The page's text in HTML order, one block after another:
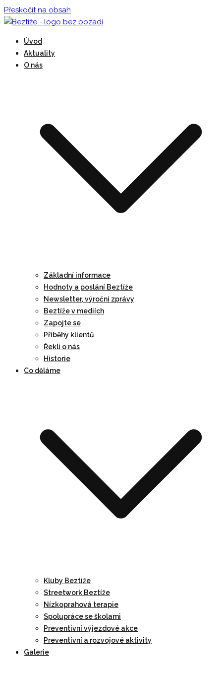
Přeskočit na obsah
Beztíže
Beztíži provozuje DDM Praha 3 – Ulita
Úvod
Aktuality
O nás
Základní informace
Hodnoty a poslání Beztíže
Newsletter, výroční zprávy
Beztíže v mediích
Zapojte se
Příběhy klientů
Řekli o nás
Historie
Co děláme
Kluby Beztíže
Streetwork Beztíže
Nízkoprahová terapie
Spolupráce se školami
Preventivní výjezdové akce
Preventivní a rozvojové aktivity
Galerie